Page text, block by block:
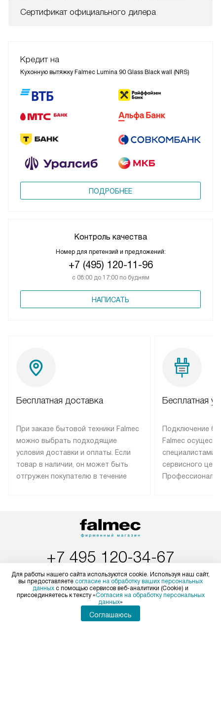
Сертификат официального дилера
Кредит на
Кухонную вытяжку Falmec Lumina 90 Glass Black wall (NRS)
ПОДРОБНЕЕ
Контроль качества
Номер для претензий и предложений:
+7 (495) 120-11-96
с 08:00 до 17:00 по будням
НАПИСАТЬ
Бесплатная доставка
При заказе бытовой техники Falmec
можно выбрать подходящие
условия доставки и оплаты. Если
товар в наличии, он может быть
отгружен покупателю в течение
оплачивается дополнительно.
Возможна доставка товаров по
Бесплатная
Подключение
Falmec
специалистами
сервисного
+7 495 120-34-67
Пн-Пт:
с 8:00 до 22:00
Сб-Вс:с 9:00 до 22:00
+7 800 775-76-48
Бесплатно по России
Для работы нашего сайта используются cookie. Используя наш сайт,
вы предоставляете согласие на обработку ваших персональных
данных с помощью сервисов веб-аналитики (Cookie) и
присоединяетесь к тексту «Согласия на обработку персональных
данных»
Соглашаюсь